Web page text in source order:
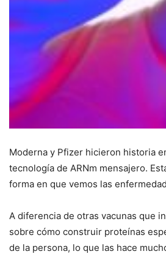
Moderna y Pfizer hicieron historia
tecnología de ARNm mensajero.
forma en que vemos las
A diferencia de otras vacunas que
sobre cómo construir proteínas
de la persona, lo que las hace